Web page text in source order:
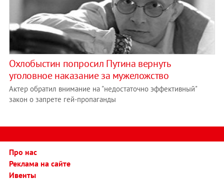
Охлобыстин попросил Путина вернуть
уголовное наказание за мужеложство
Актер обратил внимание на "недостаточно эффективный"
закон о запрете гей-пропаганды
Про нас
Реклама на сайте
Ивенты